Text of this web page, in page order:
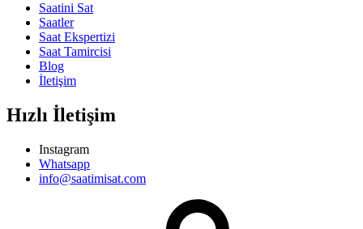
Saatini Sat
Saatler
Saat Ekspertizi
Saat Tamircisi
Blog
İletişim
Hızlı İletişim
Instagram
Whatsapp
info@saatimisat.com